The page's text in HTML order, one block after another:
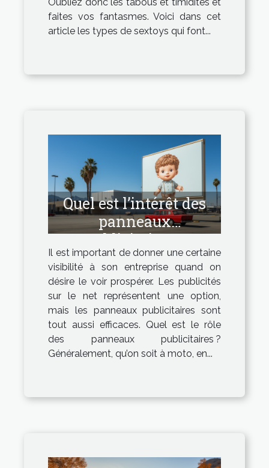
Oubliez donc les tabous et timidités et
faites vos fantasmes. Voici dans cet
article les types de sextoys qui font...
Quel est l’intérêt des
panneaux
publicitaires ?
Il est important de donner une certaine
visibilité à son entreprise quand on
désire le voir prospérer. Les publicités
sur le net représentent une option,
mais les panneaux publicitaires sont
tout aussi efficaces. Quel est le rôle
des panneaux publicitaires ?
Généralement, qu’on soit à moto, en...